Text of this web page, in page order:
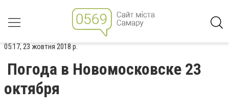
05:17, 23 жовтня 2018 р.
Погода в Новомосковске 23
октября